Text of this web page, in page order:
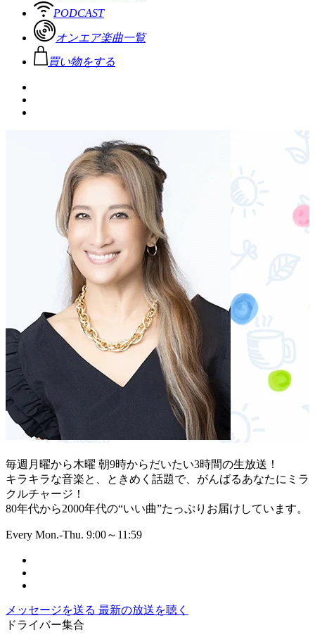
PODCAST
オンエア楽曲一覧
買い物をする
毎週月曜から木曜 朝9時からだいたい3時間の生放送！
キラキラな音楽と、ときめく話題で、がんばるあなたにミラ
クルチャージ！
80年代から2000年代の“いい曲”たっぷりお届けしています。
Every Mon.-Thu. 9:00～11:59
メッセージを送る 最新の放送を聴く
ドライバー集合